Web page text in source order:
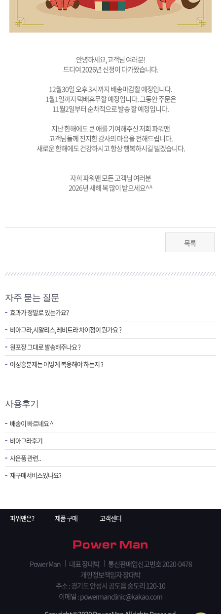
안녕하세요,고객님 여러분!
드디여 2026년 신정이 다가왔습니다.
12월30일 오후 3시까지 배송마감할 예정입니다.
1월1일까지 택배휴무할 예정입니다. 그동안 주문은
11월2일부터 순차적으로 발송 할 예정입니다.
지난 한해에도 큰 애를 기여해주신 저희 파워맨
고객님들께 진지한 감사의 마음을 전해드립니다.
새로운 한해에도 건강하시고 항상 행복하시길 빌겠습니다.
자희 파워맨 모든 고객님 여러분
2026년 새해 복 많이 받으세요^^
목록
자주 묻는 질문
효과가 정말로 있는가요?
비아그라,시알리스,레비트라 차이점이 뭔가요 ?
원포장 그대로 발송해주나요 ?
여성흥분제는 어떻게 복용해야 하는지 ?
사용후기
배송이 빠르네요 ^
비아그라후기
사은품 관련..
재구매서비스있나요?
파워맨은? 제품 구매 고객센터
Power Man 대표 장대박
통신판매업신고번호 2020-0478
개인정보책임자 장대박
주소 : 경기도 안성시 공도읍 숭도리 120-10
이메일 : powermanclinic@kakao.com